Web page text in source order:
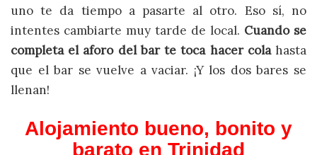
uno te da tiempo a pasarte al otro. Eso sí, no
intentes cambiarte muy tarde de local. Cuando se
completa el aforo del bar te toca hacer colahasta
que el bar se vuelve a vaciar. ¡Y los dos bares se
llenan!
Alojamiento bueno, bonito y
barato en Trinidad